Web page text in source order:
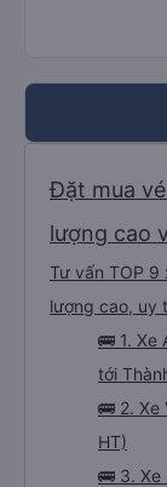
Đặt mua
lượng cao
Tư vấn TOP 9
lượng cao, uy
🚌 1. Xe
tới
🚌 2. Xe
HT)
🚌 3. Xe